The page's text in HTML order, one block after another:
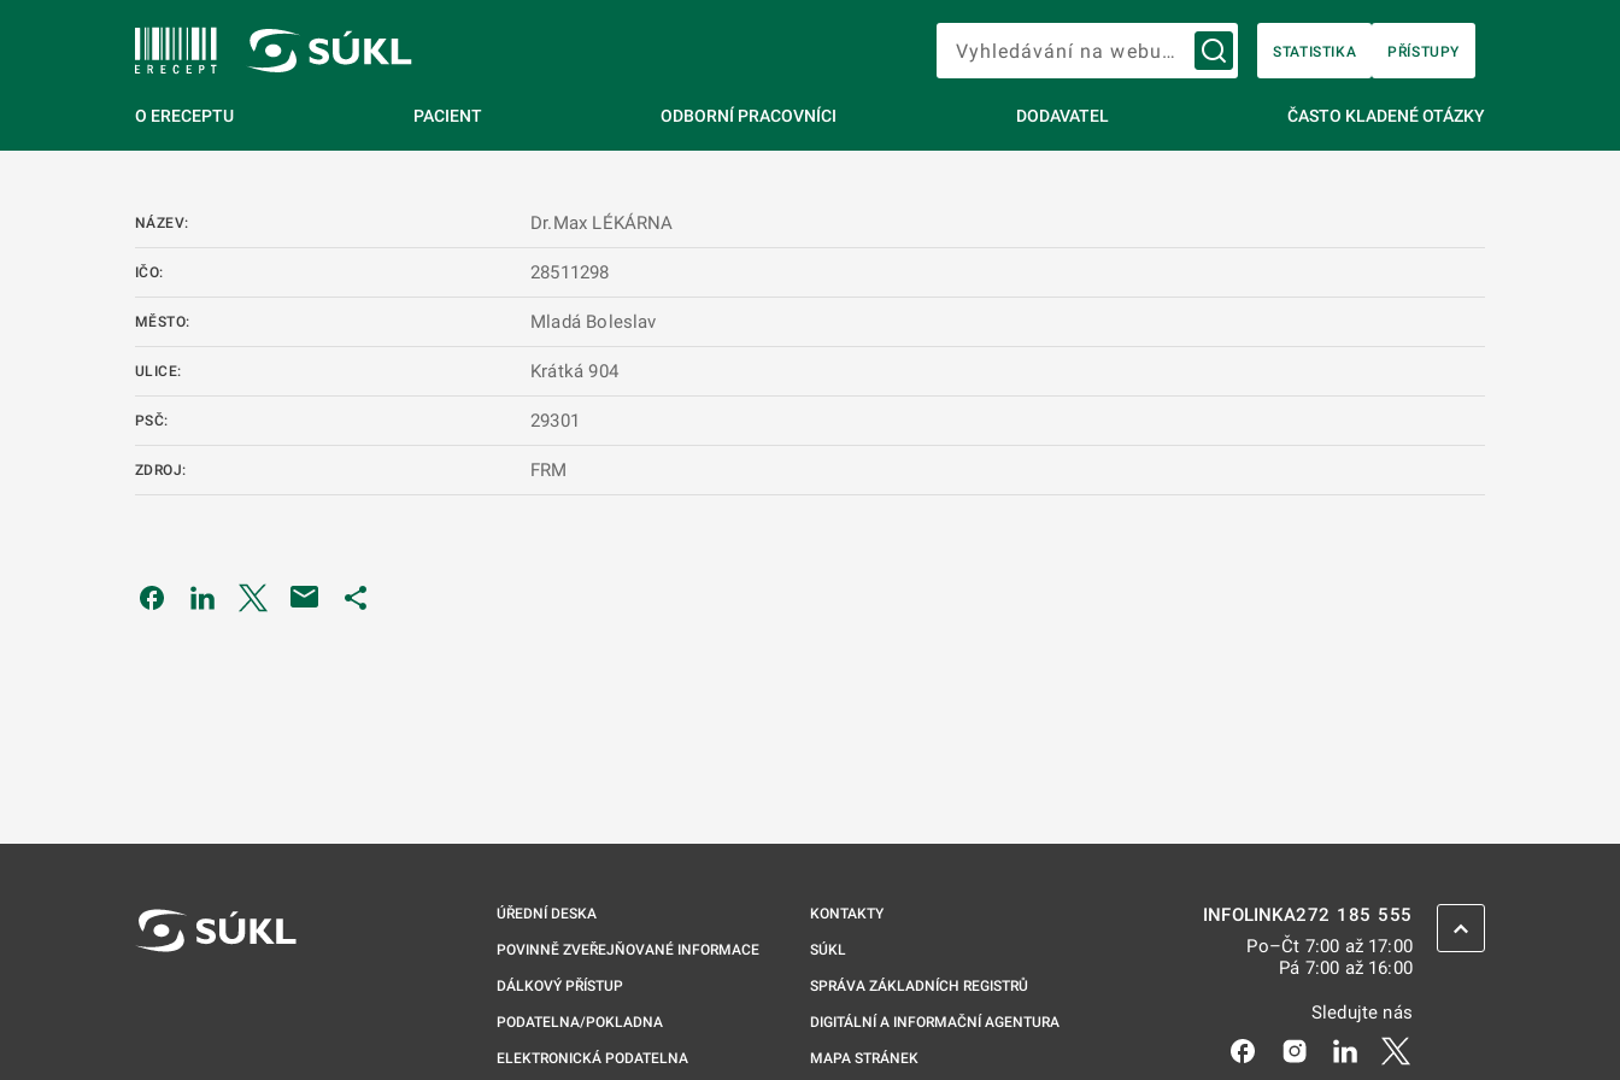
Vyhledávání na webu…
STATISTIKA PŘÍSTUPY
O ERECEPTU PACIENT ODBORNÍ PRACOVNÍCI DODAVATEL ČASTO KLADENÉ OTÁZKY
NÁZEV: Dr.Max LÉKÁRNA
IČO: 28511298
MĚSTO: Mladá Boleslav
ULICE: Krátká 904
PSČ: 29301
ZDROJ: FRM
Odkaz se otevře na nové kartě
Odkaz se otevře na nové kartě
Odkaz se otevře na nové kartě
ÚŘEDNÍ DESKA
POVINNĚ ZVEŘEJŇOVANÉ INFORMACE
DÁLKOVÝ PŘÍSTUP
PODATELNA/POKLADNA
ELEKTRONICKÁ PODATELNA
KONTAKTY
SÚKL
SPRÁVA ZÁKLADNÍCH REGISTRŮ
DIGITÁLNÍ A INFORMAČNÍ AGENTURA
MAPA STRÁNEK
INFOLINKA272 185 555
Po–Čt 7:00 až 17:00
Pá 7:00 až 16:00
Sledujte nás
Odkaz se otevře na nové kartě
Odkaz se otevře na nové kartě
Odkaz se otevře na nové
ZPĚT NAHORU